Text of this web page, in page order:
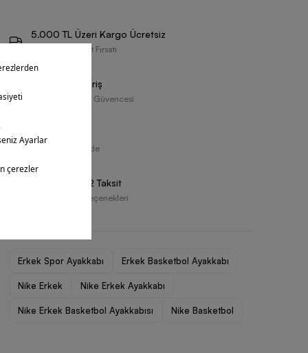
5.000 TL Üzeri Kargo Ücretsiz
Ücretsiz Teslimat Fırsatı
Güvenli Alışveriş
Resmi Tedarikçi Güvencesi
30 Gün İçerisinde
Vade Farksız 2 Taksit
Farklı Ödeme Seçenekleri
Erkek Spor Ayakkabı Erkek Basketbol Ayakkabı
Nike Erkek Nike Erkek Ayakkabı
Nike Erkek Basketbol Ayakkabısı Nike Basketbol